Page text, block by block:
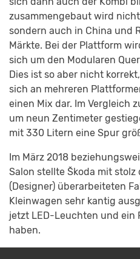
zusammengebaut wird
sondern auch in China und
Märkte. Bei der Plattform
sich um den Modularen
Dies ist so aber nicht
sich an mehreren
einen Mix dar. Im Vergleich
um neun Zentimeter
mit 330 Litern eine Spur
Im März 2018
Salon stellte Škoda mit
(Designer) überarbeiteten
Kleinwagen sehr kantig
jetzt LED-Leuchten und ein
haben.